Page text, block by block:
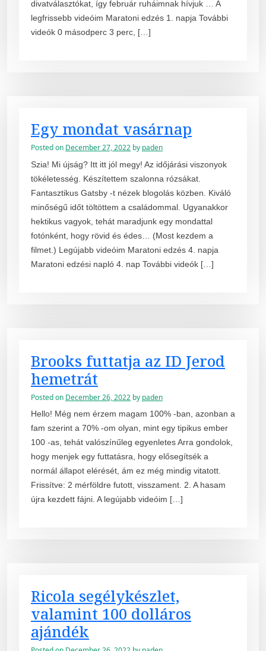
divatválasztókat, így február ruháimnak hívjuk … A
legfrissebb videóim Maratoni edzés 1. napja További
videók 0 másodperc 3 perc, […]
Egy mondat vasárnap
Posted on December 27, 2022 by paden
Szia! Mi újság? Itt itt jól megy! Az időjárási viszonyok
tökéletesség. Készítettem szalonna rózsákat.
Fantasztikus Gatsby -t nézek blogolás közben. Kiváló
minőségű időt töltöttem a családommal. Ugyanakkor
hektikus vagyok, tehát maradjunk egy mondattal
fotónként, hogy rövid és édes… (Most kezdem a
filmet.) Legújabb videóim Maratoni edzés 4. napja
Maratoni edzési napló 4. nap További videók […]
Brooks futtatja az ID Jerod
hemetrát
Posted on December 26, 2022 by paden
Hello! Még nem érzem magam 100% -ban, azonban a
fam szerint a 70% -om olyan, mint egy tipikus ember
100 -as, tehát valószínűleg egyenletes Arra gondolok,
hogy menjek egy futtatásra, hogy elősegítsék a
normál állapot elérését, ám ez még mindig vitatott.
Frissítve: 2 mérföldre futott, visszament. 2. A hasam
újra kezdett fájni. A legújabb videóim […]
Ricola segélykészlet,
valamint 100 dolláros
ajándék